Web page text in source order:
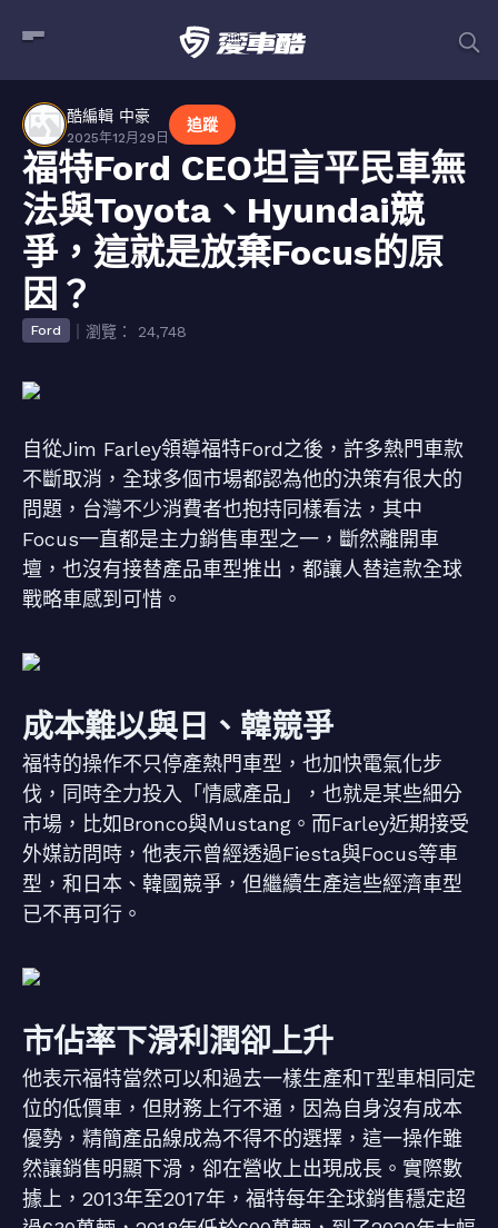
酷編輯 中豪
2025年12月29日
追蹤
福特Ford CEO坦言平民車無
法與Toyota、Hyundai競
爭，這就是放棄Focus的原
因？
Ford ｜瀏覽： 24,748
自從Jim Farley領導福特Ford之後，許多熱門車款
不斷取消，全球多個市場都認為他的決策有很大的
問題，台灣不少消費者也抱持同樣看法，其中
Focus一直都是主力銷售車型之一，斷然離開車
壇，也沒有接替產品車型推出，都讓人替這款全球
戰略車感到可惜。
成本難以與日、韓競爭
福特的操作不只停產熱門車型，也加快電氣化步
伐，同時全力投入「情感產品」，也就是某些細分
市場，比如Bronco與Mustang。而Farley近期接受
外媒訪問時，他表示曾經透過Fiesta與Focus等車
型，和日本、韓國競爭，但繼續生產這些經濟車型
已不再可行。
市佔率下滑利潤卻上升
他表示福特當然可以和過去一樣生產和T型車相同定
位的低價車，但財務上行不通，因為自身沒有成本
優勢，精簡產品線成為不得不的選擇，這一操作雖
然讓銷售明顯下滑，卻在營收上出現成長。實際數
據上，2013年至2017年，福特每年全球銷售穩定超